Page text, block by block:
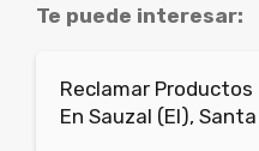
Te puede interesar:
Reclamar
En Sauzal (El),